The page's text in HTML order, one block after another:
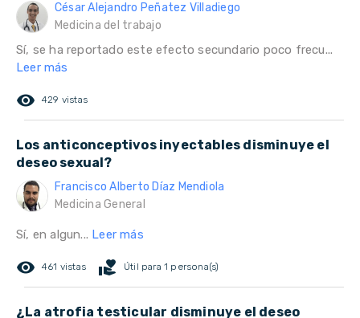
César Alejandro Peñatez Villadiego
Medicina del trabajo
Sí, se ha reportado este efecto secundario poco frecu...
Leer más
remove_red_eye 429 vistas
Los anticonceptivos inyectables disminuye el
deseo sexual?
Francisco Alberto Díaz Mendiola
Medicina General
Sí, en algun... Leer más
remove_red_eye 461 vistas volunteer_activism Útil para 1 persona(s)
¿La atrofia testicular disminuye el deseo